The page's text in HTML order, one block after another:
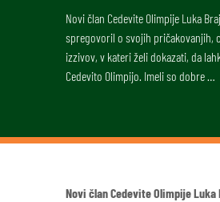
Novi član Cedevite Olimpije Luka
spregovoril o svojih pričakovanjih,
izzivov, v kateri želi dokazati, da
Cedevito Olimpijo. Imeli so dobre …
Novi član Cedevite Olimpije